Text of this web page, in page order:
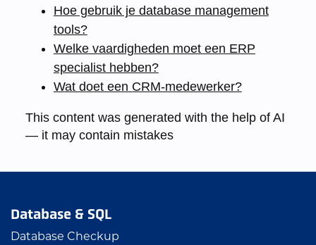
Hoe gebruik je database management
tools?
Welke vaardigheden moet een ERP
specialist hebben?
Wat doet een CRM-medewerker?
This content was generated with the help of AI
— it may contain mistakes
Database & SQL
Database Checkup